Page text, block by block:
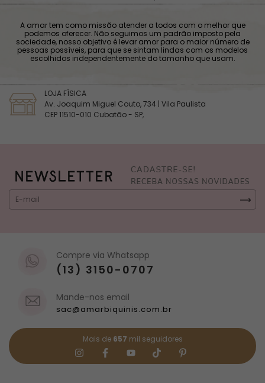
A amar tem como missão atender a todos com o melhor que
podemos oferecer. Não seguimos um padrão imposto pela
sociedade, nosso objetivo é levar amor para o maior número de
pessoas possíveis, para que se sintam lindas com os modelos
escolhidos independentemente do tamanho que usam.
LOJA FÍSICA
Av. Joaquim Miguel Couto, 734 | Vila Paulista
CEP 11510-010 Cubatão - SP,
Compre via Whatsapp
(13) 3150-0707
Mande-nos email
sac@amarbiquinis.com.br
Mais de 657 mil seguidores